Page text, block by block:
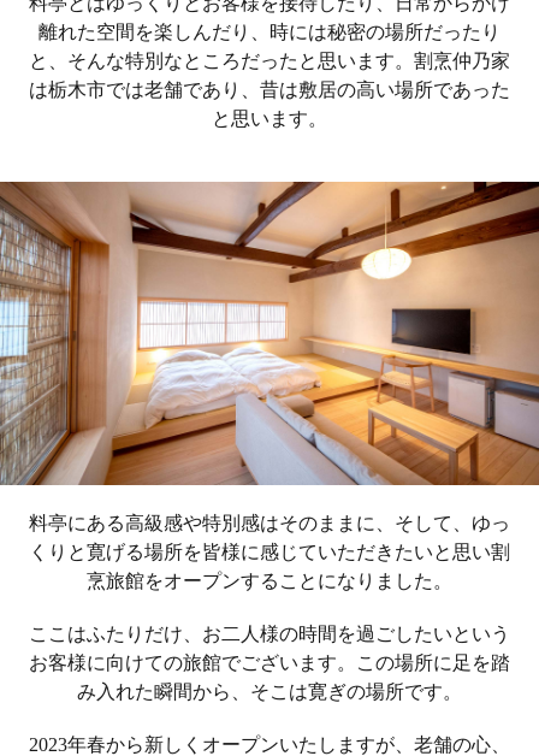
離れた空間を楽しんだり、時には秘密の場所だったり
と、そんな特別なところだったと思います。割烹仲乃家
は栃木市では老舗であり、昔は敷居の高い場所であった
と思います。
料亭にある高級感や特別感はそのままに、そして、ゆっ
くりと寛げる場所を皆様に感じていただきたいと思い割
烹旅館をオープンすることになりました。
ここはふたりだけ、お二人様の時間を過ごしたいという
お客様に向けての旅館でございます。この場所に足を踏
み入れた瞬間から、そこは寛ぎの場所です。
2023年春から新しくオープンいたしますが、老舗の心、